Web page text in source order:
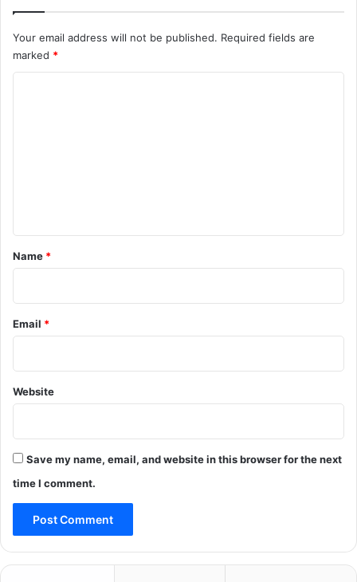
Your email address will not be published. Required fields are
marked *
*
Name *
Email *
Website
Save my name, email, and website in this browser for the next
time I comment.